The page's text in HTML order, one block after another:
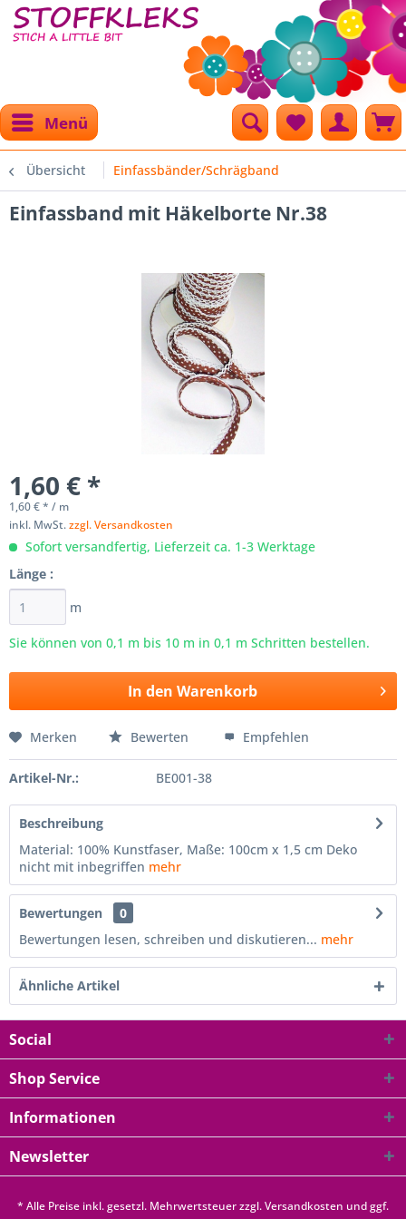
Menü
Übersicht Einfassbänder/Schrägband
Einfassband mit Häkelborte Nr.38
1,60 € *
1,60 € * / m
inkl. MwSt.zzgl. Versandkosten
Sofort versandfertig, Lieferzeit ca. 1-3 Werktage
Länge :
m
Sie können von 0,1 m bis 10 m in 0,1 m Schritten bestellen.
In den Warenkorb
Merken Bewerten Empfehlen
Artikel-Nr.: BE001-38
Beschreibung
Material: 100% Kunstfaser, Maße: 100cm x 1,5 cm Deko
nicht mit inbegriffen mehr
Bewertungen
0
Bewertungen lesen, schreiben und diskutieren... mehr
Ähnliche Artikel
Social
Shop Service
Informationen
Newsletter
* Alle Preise inkl. gesetzl. Mehrwertsteuer zzgl.Versandkosten und ggf.